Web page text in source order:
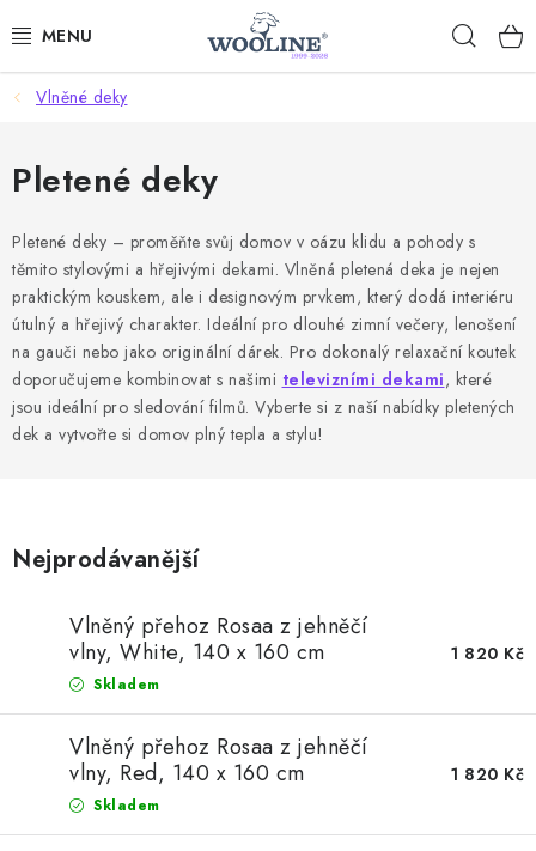
na
AKCE %
DÁRKOVÉ POUKAZY
OBUV
DOMOV A SPANÍ
SAUNA A ZDRAVÍ
Doprava a platba Hodnocení obchodu
Moje objednávka
FAQ
Vlněné deky
Pletené deky
Pletené deky – proměňte svůj domov v oázu klidu a pohody s
těmito stylovými a hřejivými dekami. Vlněná pletená deka je nejen
praktickým kouskem, ale i designovým prvkem, který dodá interiéru
útulný a hřejivý charakter. Ideální pro dlouhé zimní večery, lenošení
na gauči nebo jako originální dárek. Pro dokonalý relaxační koutek
doporučujeme kombinovat s našimi televizními dekami, které
jsou ideální pro sledování filmů. Vyberte si z naší nabídky pletených
dek a vytvořte si domov plný tepla a stylu!
Nejprodávanější
Vlněný přehoz Rosaa z jehněčí
vlny, White, 140 x 160 cm
Skladem
1 820 Kč
Vlněný přehoz Rosaa z jehněčí
vlny, Red, 140 x 160 cm
Skladem
1 820 Kč